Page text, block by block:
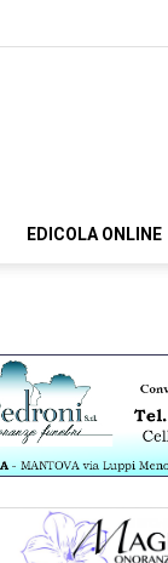
EDICOLA ONLINE